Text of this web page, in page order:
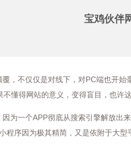
宝鸡伙伴
不仅仅是对线下，对PC端也开始
懂得网站的意义，变得盲目，也许
一个APP彻底从搜索引擎解放出
程序因为极其精简，又是依附于大